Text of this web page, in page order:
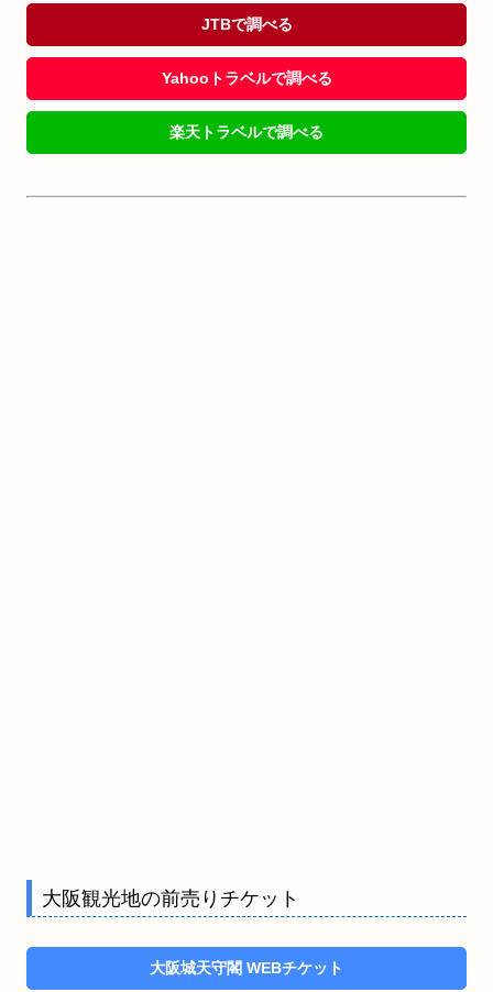
JTBで調べる
Yahooトラベルで調べる
楽天トラベルで調べる
大阪観光地の前売りチケット
大阪城天守閣 WEBチケット